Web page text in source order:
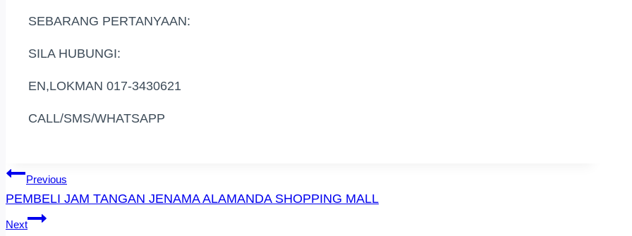
SEBARANG PERTANYAAN:
SILA HUBUNGI:
EN,LOKMAN 017-3430621
CALL/SMS/WHATSAPP
Post
Navigation
Previous
PEMBELI JAM TANGAN JENAMA ALAMANDA SHOPPING MALL
Next